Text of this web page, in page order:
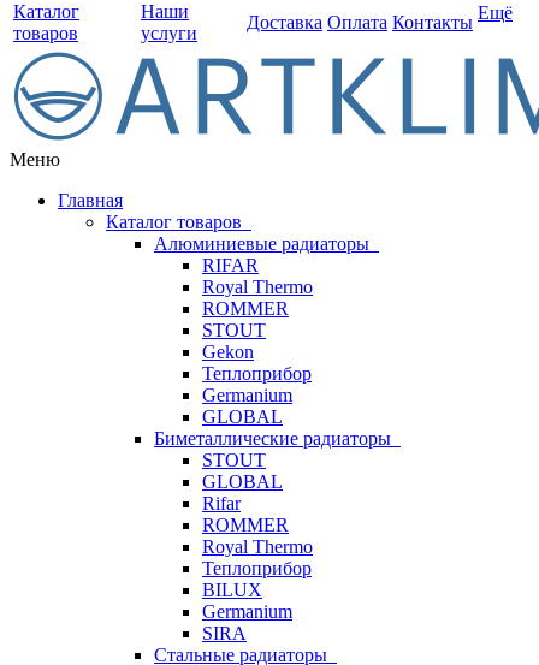
Каталог
товаров
Наши
услуги
Доставка Оплата Контакты Ещё
Меню
Главная
Каталог товаров
Алюминиевые радиаторы
RIFAR
Royal Thermo
ROMMER
STOUT
Gekon
Теплоприбор
Germanium
GLOBAL
Биметаллические радиаторы
STOUT
GLOBAL
Rifar
ROMMER
Royal Thermo
Теплоприбор
BILUX
Germanium
SIRA
Стальные радиаторы